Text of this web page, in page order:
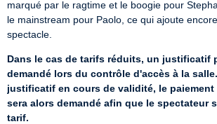
marqué par le ragtime et le boogie pour
le mainstream pour Paolo, ce qui ajoute
spectacle.
Dans le cas de tarifs réduits, un justificatif
demandé lors du contrôle d'accès à la
justificatif en cours de validité, le paiement
sera alors demandé afin que le spectateur
tarif.